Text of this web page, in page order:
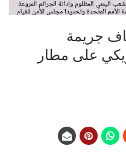
جريمة
على مطار